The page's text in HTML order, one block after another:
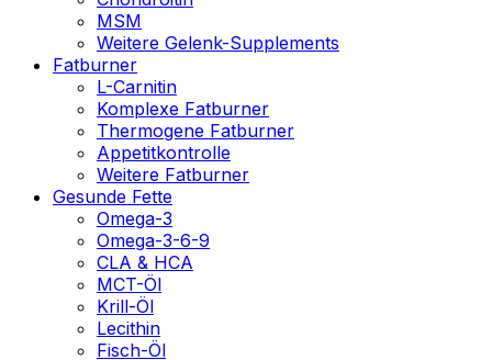
MSM
Weitere Gelenk-Supplements
Fatburner
L-Carnitin
Komplexe Fatburner
Thermogene Fatburner
Appetitkontrolle
Weitere Fatburner
Gesunde Fette
Omega-3
Omega-3-6-9
CLA & HCA
MCT-Öl
Krill-Öl
Lecithin
Fisch-Öl